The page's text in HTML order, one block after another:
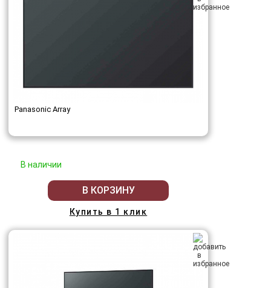
Panasonic Array
В наличии
В КОРЗИНУ
Купить в 1 клик